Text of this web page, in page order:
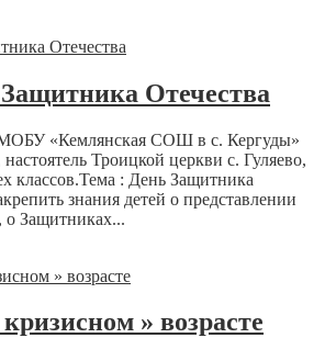
Отечества
«Кемлянская СОШ в с. Кергуды»
Троицкой церкви с. Гуляево,
классов.Тема : День Защитника
знания детей о представлении
Защитниках...
» возрасте